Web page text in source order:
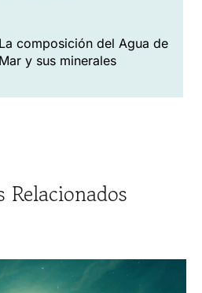
La composición del Agua de
Mar y sus minerales